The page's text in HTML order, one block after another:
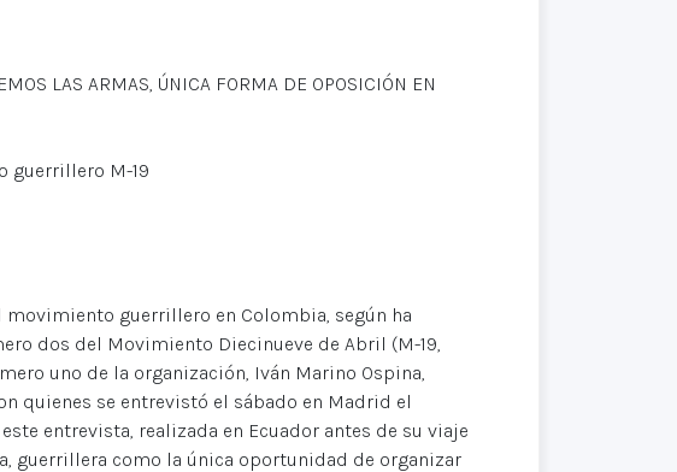
LAS ARMAS, ÚNICA FORMA DE OPOSICIÓN EN
guerrillero M-19
movimiento guerrillero en Colombia, según ha
dos del Movimiento Diecinueve de Abril (M-19,
uno de la organización, Iván Marino Ospina,
quienes se entrevistó el sábado en Madrid el
entrevista, realizada en Ecuador antes de su viaje
guerrillera como la única oportunidad de organizar